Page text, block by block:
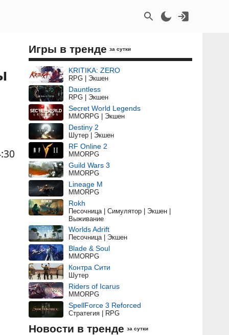
Игры в тренде за сутки
KRITIKA: ZERO
RPG | Экшен
Dauntless
RPG | Экшен
Secret World Legends
MMORPG | Экшен
Destiny 2
Шутер | Экшен
RF Online 2
MMORPG
Guild Wars 3
MMORPG
Lineage M
MMORPG
Rokh
Песочница | Симулятор | Экшен |
Выживание
Worlds Adrift
Песочница | Экшен
Blade & Soul
MMORPG
Контра Сити
Шутер
Riders of Icarus
MMORPG
SpellForce 3 Reforced
Стратегия | RPG
Новости в тренде за сутки